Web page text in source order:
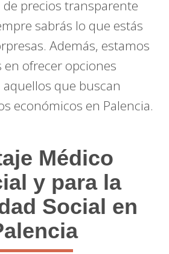
precios transparente
sabrás lo que estás
Además, estamos
ofrecer opciones
que buscan
económicos en Palencia.
Médico
y para la
Social en